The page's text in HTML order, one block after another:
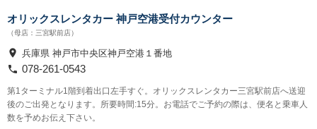
オリックスレンタカー 神戸空港受付カウンター
（母店：三宮駅前店）
兵庫県 神戸市中央区神戸空港１番地
078-261-0543
第1ターミナル1階到着出口左手すぐ。オリックスレンタカー三宮駅前店へ送迎
後のご出発となります。所要時間:15分。お電話でご予約の際は、便名と乗車人
数を予めお伝え下さい。